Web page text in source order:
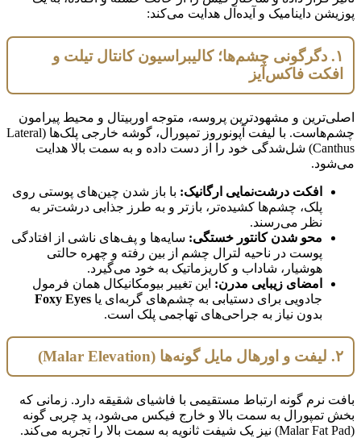
پوزیشن داینامیک و آیده‌آل هدایت می‌کند:
۱. دگرگونی چشم‌ها؛ کالیبراسیون کانتال تیلت و
افکت فاکس‌آیز
اصلی‌ترین و مشهودترین پروسه، متوجه اوربیتال و محیط پیرامون
چشم‌هاست. با لیفت آپونوروز تمپورال، گوشه خارجی پلک‌ها (Lateral
Canthus) شل‌شدگی خود را از دست داده و به سمت بالا هدایت
می‌شود.
افکت درشت‌نمایی ارگانیک: با باز شدن چین‌های پوستی روی
پلک، چشم‌ها کشیده‌تر، بازتر و به طرز جذابی درشت‌تر به
نظر می‌رسند.
محو شدن کانتور خستگی: سایه‌ها و پف‌های ناشی از افتادگی
پوست در ناحیه لترال چشم از بین رفته و چهره حالتی
هوشیار، شاداب و کاریزماتیک به خود می‌گیرد.
امضای زیبایی مدرن: این تغییر بیومکانیکال همان فرمول
جادویی برای دستیابی به چشم‌های گربه‌ای یا Foxy Eyes
بدون نیاز به جراحی‌های تهاجمی پلک است.
۲. لیفت و اورهال مایل گونه‌ها (Malar Elevation)
بافت نرم گونه ارتباط مستقیمی با فاشیای شقیقه دارد. زمانی که
بخش تمپورال به سمت بالا و خارج فیکس می‌شود، پد چربی گونه
(Malar Fat Pad) نیز یک شیفت ثانویه به سمت بالا را تجربه می‌کند.